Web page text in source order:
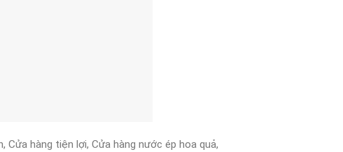
Cửa hàng tiện lợi, Cửa hàng nước ép hoa quả,